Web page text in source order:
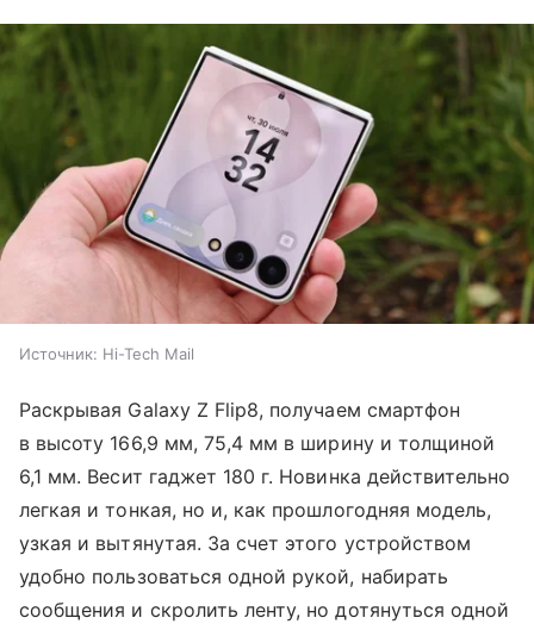
Источник: Hi-Tech Mail
Раскрывая Galaxy Z Flip8, получаем смартфон
в высоту 166,9 мм, 75,4 мм в ширину и толщиной
6,1 мм. Весит гаджет 180 г. Новинка действительно
легкая и тонкая, но и, как прошлогодняя модель,
узкая и вытянутая. За счет этого устройством
удобно пользоваться одной рукой, набирать
сообщения и скролить ленту, но дотянуться одной